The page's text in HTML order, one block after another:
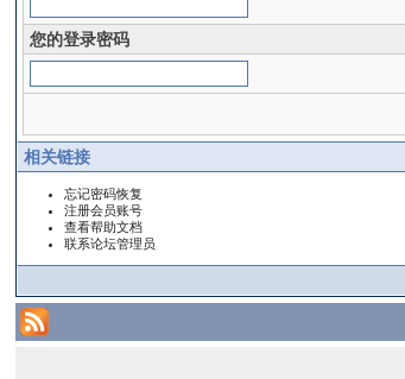
您的登录密码
相关链接
忘记密码恢复
注册会员账号
查看帮助文档
联系论坛管理员